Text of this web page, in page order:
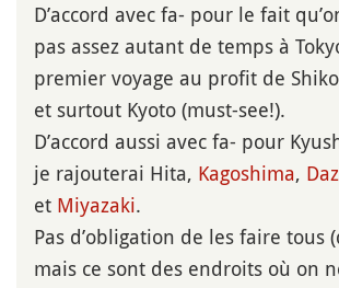
D’accord avec fa- pour le fait
pas assez autant de temps à
premier voyage au profit de
et surtout Kyoto (must-see!).
D’accord aussi avec fa- pour
je rajouterai Hita, Kagoshima,
et Miyazaki.
Pas d’obligation de les faire tous
mais ce sont des endroits où on